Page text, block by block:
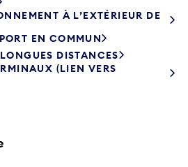
À L’EXTÉRIEUR DE
EN COMMUN
DISTANCES
(LIEN VERS